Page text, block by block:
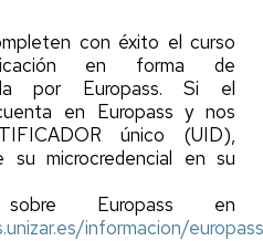
con éxito el curso
en forma de
por Europass. Si el
en Europass y nos
único (UID),
su microcredencial en su
Europass en
informacion/europass